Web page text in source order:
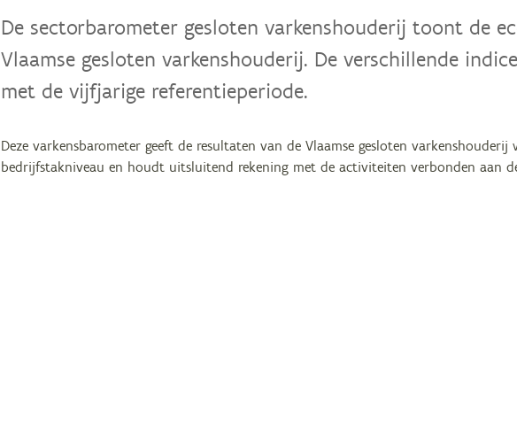
De sectorbarometer gesloten varkenshouderij toont de
Vlaamse gesloten varkenshouderij. De verschillende
met de vijfjarige referentieperiode.
Deze varkensbarometer geeft de resultaten van de Vlaamse gesloten
bedrijfstakniveau en houdt uitsluitend rekening met de activiteiten verbonden aan